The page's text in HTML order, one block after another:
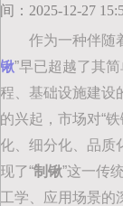
间：2025-12-27
作为一种伴随
锹”早已超越了其
程、基础设施建设
的兴起，市场对“
化、细分化、品质
现了“‌制锹‌”这一传
工学、应用场景的